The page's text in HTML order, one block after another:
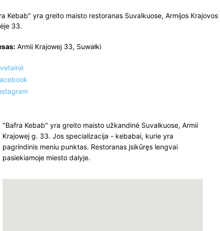
Kebab" yra greito maisto restoranas Suvalkuose, Armijos Krajovos
33.
Armii Krajowej 33, Suwałki
"Bafra Kebab" yra greito maisto užkandinė Suvalkuose, Armii
Krajowej g. 33. Jos specializacija - kebabai, kurie yra
pagrindinis meniu punktas. Restoranas įsikūręs lengvai
pasiekiamoje miesto dalyje.